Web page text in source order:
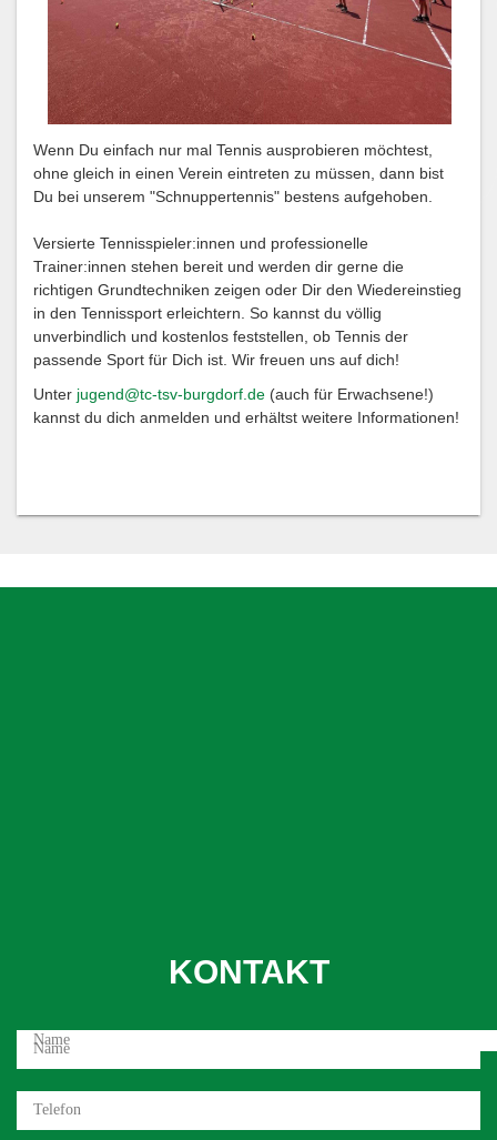
Wenn Du einfach nur mal Tennis ausprobieren möchtest,
ohne gleich in einen Verein eintreten zu müssen, dann bist
Du bei unserem "Schnuppertennis" bestens aufgehoben.
Versierte Tennisspieler:innen und professionelle
Trainer:innen stehen bereit und werden dir gerne die
richtigen Grundtechniken zeigen oder Dir den Wiedereinstieg
in den Tennissport erleichtern. So kannst du völlig
unverbindlich und kostenlos feststellen, ob Tennis der
passende Sport für Dich ist. Wir freuen uns auf dich!
Unter jugend@tc-tsv-burgdorf.de (auch für Erwachsene!)
kannst du dich anmelden und erhältst weitere Informationen!
KONTAKT